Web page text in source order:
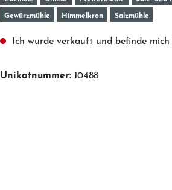
Gewürzmühle
Himmelkron Salzmühle
Ich wurde verkauft und befinde
Unikatnummer: 10488